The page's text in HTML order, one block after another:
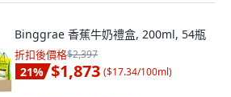
Binggrae 香蕉牛奶禮盒, 200ml, 54瓶
折扣後價格$2,397
21% $1,873 ($17.34/100ml)